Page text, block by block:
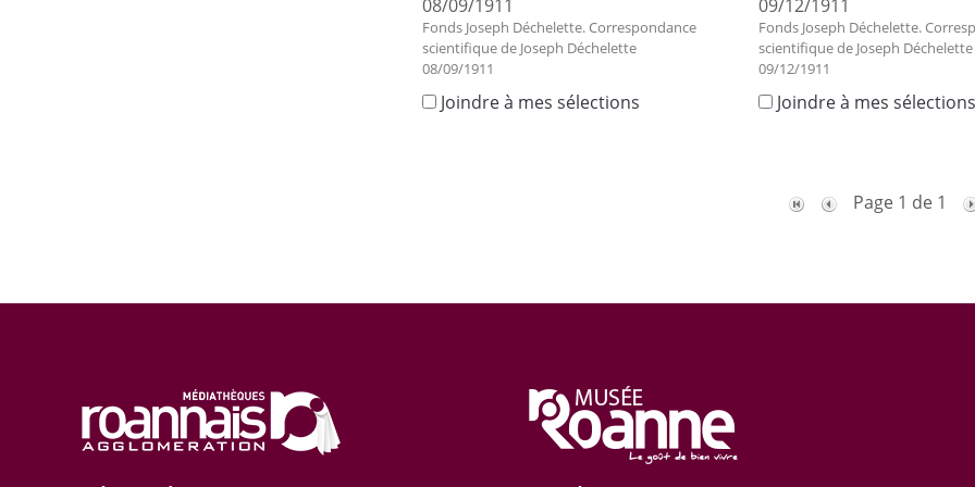
08/09/1911
Fonds Joseph Déchelette. Correspondance
scientifique de Joseph Déchelette
08/09/1911
Joindre à mes sélections
09/12/1911
Fonds Joseph Déchelette.
scientifique de Joseph Déchelette
09/12/1911
Joindre à mes sélections
Page 1 de 1